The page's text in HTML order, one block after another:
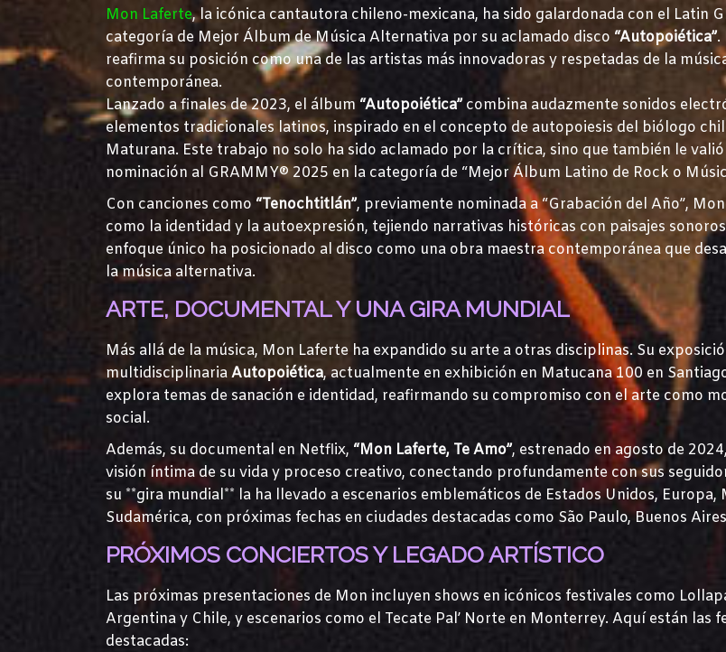
Mon Laferte, la icónica cantautora chileno-mexicana, ha sido galardonada con el Latin
categoría de Mejor Álbum de Música Alternativa por su aclamado disco “Autopoiética”.
reafirma su posición como una de las artistas más innovadoras y respetadas de la
contemporánea.
Lanzado a finales de 2023, el álbum “Autopoiética” combina audazmente sonidos
elementos tradicionales latinos, inspirado en el concepto de autopoiesis del biólogo
Maturana. Este trabajo no solo ha sido aclamado por la crítica, sino que también le
nominación al GRAMMY® 2025 en la categoría de “Mejor Álbum Latino de Rock o
Con canciones como “Tenochtitlán”, previamente nominada a “Grabación del Año”,
como la identidad y la autoexpresión, tejiendo narrativas históricas con paisajes
enfoque único ha posicionado al disco como una obra maestra contemporánea que
la música alternativa.
ARTE, DOCUMENTAL Y UNA GIRA MUNDIAL
Más allá de la música, Mon Laferte ha expandido su arte a otras disciplinas. Su
multidisciplinariaAutopoiética, actualmente en exhibición en Matucana 100 en
explora temas de sanación e identidad, reafirmando su compromiso con el arte como
social.
Además, su documental en Netflix, “Mon Laferte, Te Amo”, estrenado en agosto de
visión íntima de su vida y proceso creativo, conectando profundamente con sus
su **gira mundial** la ha llevado a escenarios emblemáticos de Estados Unidos, Europa,
Sudamérica, con próximas fechas en ciudades destacadas como São Paulo, Buenos
PRÓXIMOS CONCIERTOS Y LEGADO ARTÍSTICO
Las próximas presentaciones de Mon incluyen shows en icónicos festivales como
Argentina y Chile, y escenarios como el Tecate Pal’ Norte en Monterrey. Aquí están las
destacadas: